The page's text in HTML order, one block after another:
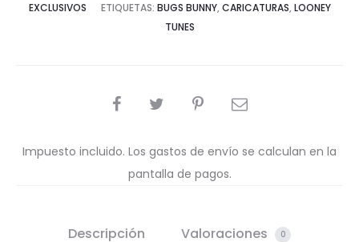
EXCLUSIVOS
ETIQUETAS: BUGS BUNNY, CARICATURAS, LOONEY
TUNES
COMPARTIR
Impuesto incluido. Los gastos de envío se calculan en la
pantalla de pagos.
Descripción Valoraciones 0